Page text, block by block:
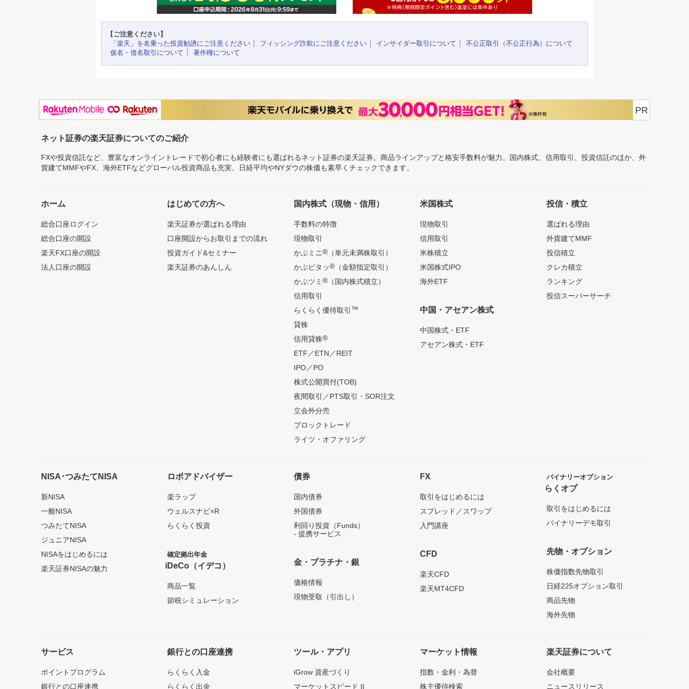
【ご注意ください】
「楽天」を名乗った投資勧誘にご注意ください
フィッシング詐欺にご注意ください インサイダー取引について
不公正取引（不公正行為）について
仮名・借名取引について
著作権について
PR
ネット証券の楽天証券についてのご紹介
FXや投資信託など、豊富なオンライントレードで初心者にも経験者にも選ばれるネット証券の楽天証券。商品ラインアップと格安手数料が魅力。国内株式、信用取引、投資信託のほか、外
貨建てMMFやFX、海外ETFなどグローバル投資商品も充実。日経平均やNYダウの株価も素早くチェックできます。
ホーム
総合口座ログイン
総合口座の開設
楽天FX口座の開設
法人口座の開設
はじめての方へ
楽天証券が選ばれる理由
口座開設からお取引までの流れ
投資ガイド&セミナー
楽天証券のあんしん
国内株式（現物・信用）
手数料の特徴
現物取引
かぶミニ®（単元未満株取引）
かぶピタッ®（金額指定取引）
かぶツミ ®（国内株式積立）
信用取引
らくらく優待取引 ™
貸株
信用貸株®
ETF／ETN／REIT
IPO／PO
株式公開買付(TOB)
夜間取引／PTS取引・SOR注文
立会外分売
ブロックトレード
ライツ・オファリング
米国株式
現物取引
信用取引
米株積立
米国株式IPO
海外ETF
中国・アセアン株式
中国株式・ETF
アセアン株式・ETF
投信・積立
選ばれる理由
外貨建てMMF
投信積立
クレカ積立
ランキング
投信スーパーサーチ
NISA･つみたてNISA
新NISA
一般NISA
つみたてNISA
ジュニアNISA
NISAをはじめるには
楽天証券NISAの魅力
ロボアドバイザー
楽ラップ
ウェルスナビ×R
らくらく投資
確定拠出年金
iDeCo（イデコ）
商品一覧
節税シミュレーション
債券
国内債券
外国債券
利回り投資（Funds）
- 提携サービス
金・プラチナ・銀
価格情報
現物受取（引出し）
FX
取引をはじめるには
スプレッド／スワップ
入門講座
CFD
楽天CFD
楽天MT4CFD
バイナリーオプション
らくオプ
取引をはじめるには
バイナリーデモ取引
先物・オプション
株価指数先物取引
日経225オプション取引
商品先物
海外先物
サービス
ポイントプログラム
銀行との口座連携
銀行との口座連携
らくらく入金
らくらく出金
ツール・アプリ
iGrow 資産づくり
マーケットスピード II
マーケット情報
指数・金利・為替
株主優待検索
楽天証券について
会社概要
ニュースリリース